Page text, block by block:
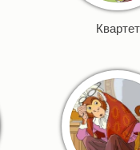
Квартет